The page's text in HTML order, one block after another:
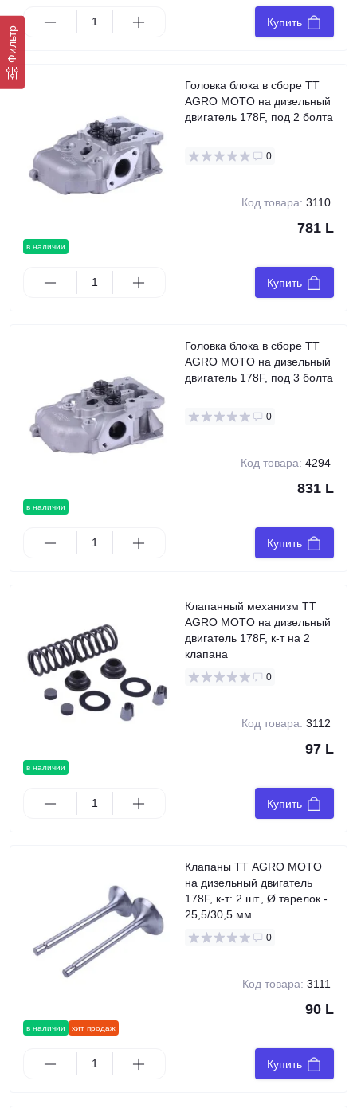
Фильтр
Купить
в наличии
Головка блока в сборе TT
AGRO MOTO на дизельный
двигатель 178F, под 2 болта
0
Код товара: 3110
781 L
Купить
в наличии
Головка блока в сборе TT
AGRO MOTO на дизельный
двигатель 178F, под 3 болта
0
Код товара: 4294
831 L
Купить
в наличии
Клапанный механизм TT
AGRO MOTO на дизельный
двигатель 178F, к-т на 2
клапана
0
Код товара: 3112
97 L
Купить
в наличии хит продаж
Клапаны TT AGRO MOTO
на дизельный двигатель
178F, к-т: 2 шт., Ø тарелок -
25,5/30,5 мм
0
Код товара: 3111
90 L
Купить